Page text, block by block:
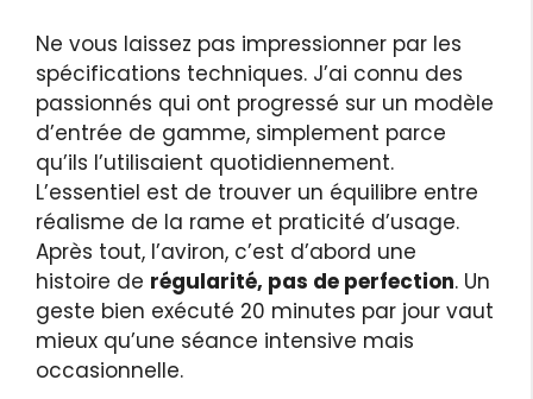
Ne vous laissez pas impressionner par les
spécifications techniques. J’ai connu des
passionnés qui ont progressé sur un modèle
d’entrée de gamme, simplement parce
qu’ils l’utilisaient quotidiennement.
L’essentiel est de trouver un équilibre entre
réalisme de la rame et praticité d’usage.
Après tout, l’aviron, c’est d’abord une
histoire de régularité, pas de perfection. Un
geste bien exécuté 20 minutes par jour vaut
mieux qu’une séance intensive mais
occasionnelle.